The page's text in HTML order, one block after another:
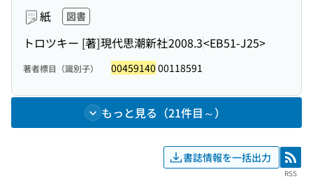
紙 図書
トロツキー [著]現代思潮新社2008.3<EB51-J25>
著者標目（識別子） 00459140 00118591
もっと見る（21件目～）
書誌情報を一括出力 RSS
RSS